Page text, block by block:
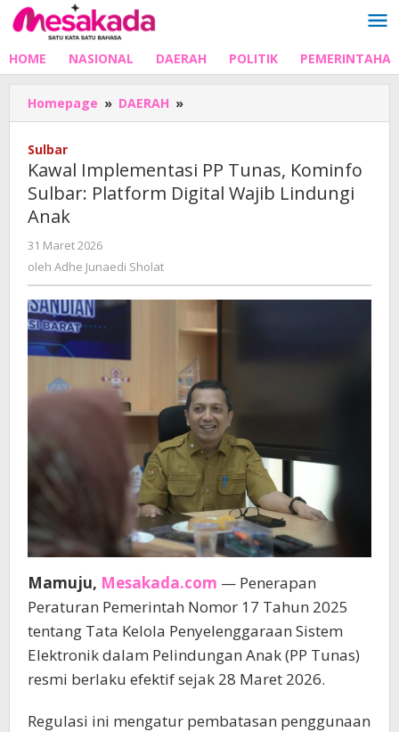
Lewati
ke
HOME NASIONAL DAERAH POLITIK
Homepage » DAERAH »
Implementasi
Kominfo
Sulbar:
Anak
Sulbar
Kawal Implementasi PP Tunas, Kominfo
Sulbar: Platform Digital Wajib Lindungi
Anak
31 Maret 2026
Adhe
oleh Adhe Junaedi Sholat
Mamuju, Mesakada.com — Penerapan
Peraturan Pemerintah Nomor 17 Tahun 2025
tentang Tata Kelola Penyelenggaraan Sistem
Elektronik dalam Pelindungan Anak (PP Tunas)
resmi berlaku efektif sejak 28 Maret 2026.
Regulasi ini mengatur pembatasan penggunaan